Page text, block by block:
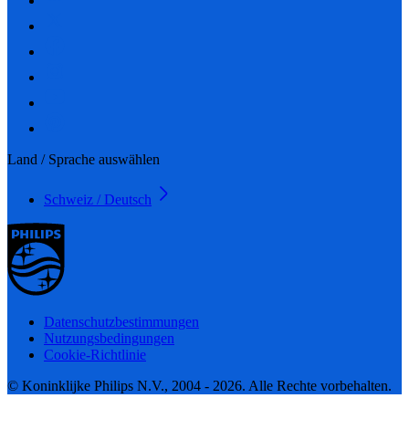
Land / Sprache auswählen
Schweiz / Deutsch
Datenschutzbestimmungen
Nutzungsbedingungen
Cookie-Richtlinie
© Koninklijke Philips N.V., 2004 - 2026. Alle Rechte vorbehalten.